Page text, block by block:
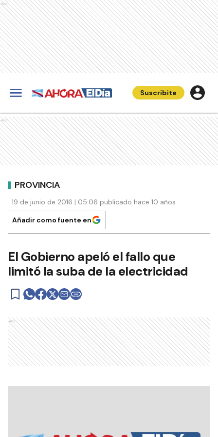
Ads
Suscribite
Ads
PROVINCIA
19 de junio de 2016 | 05:06 publicado hace 10 años
Añadir como fuente en
El Gobierno apeló el fallo que
limitó la suba de la electricidad
Ads